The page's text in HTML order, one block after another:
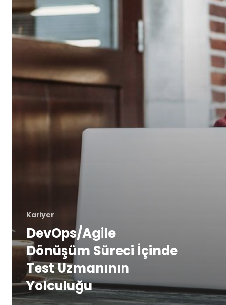
Kariyer
DevOps/Agile
Dönüşüm Süreci İçinde
Test Uzmanının
Yolculuğu